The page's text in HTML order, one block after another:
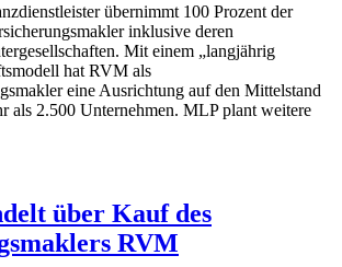
übernimmt 100 Prozent der
inklusive deren
Mit einem „langjährig
hat RVM als
eine Ausrichtung auf den Mittelstand
als 2.500 Unternehmen. MLP plant weitere
über Kauf des
RVM